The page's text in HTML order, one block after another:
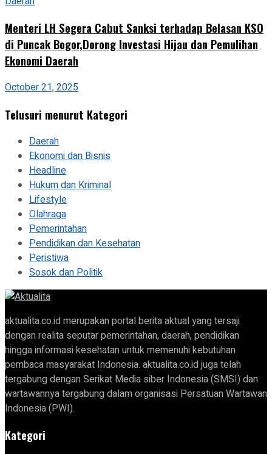
Menteri LH Segera Cabut Sanksi terhadap Belasan KSO
di Puncak Bogor,Dorong Investasi Hijau dan Pemulihan
Ekonomi Daerah
October 21, 2025
Telusuri menurut Kategori
Daerah
Ekonomi dan Bisnis
Headline
Hukum dan Kriminal
Lifestyle
Olahraga
Pemerintahan
Pendidikan dan Kesehatan
Peristiwa
Sosok dan Politik
aktualita.co.id merupakan portal berita aktual yang tersaji
dengan realita seputar pemerintahan, daerah, pendidikan
hingga informasi kesehatan untuk memenuhi kebutuhan
pembaca masyarakat Indonesia. aktualita.co.id juga telah
tergabung dengan Serikat Media siber Indonesia (SMSI) dan
wartawannya tergabung dalam organisasi Persatuan Wartawan
Indonesia (PWI).
Kategori